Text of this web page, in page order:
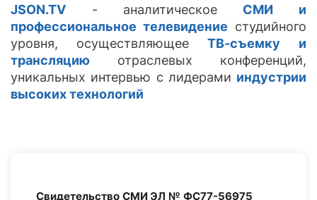
JSON.TV - аналитическое СМИ и
профессиональное телевидение студийного
уровня, осуществляющее ТВ-съемку
и
трансляцию отраслевых конференций,
уникальных интервью с лидерами индустрии
высоких технологий
Свидетельство СМИ ЭЛ № ФС77-56975